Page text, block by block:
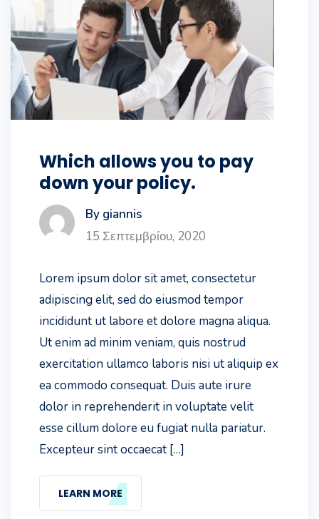
Which allows you to pay
down your policy.
By giannis
15 Σεπτεμβρίου, 2020
Lorem ipsum dolor sit amet, consectetur
adipiscing elit, sed do eiusmod tempor
incididunt ut labore et dolore magna aliqua.
Ut enim ad minim veniam, quis nostrud
exercitation ullamco laboris nisi ut aliquip ex
ea commodo consequat. Duis aute irure
dolor in reprehenderit in voluptate velit
esse cillum dolore eu fugiat nulla pariatur.
Excepteur sint occaecat […]
LEARN MORE